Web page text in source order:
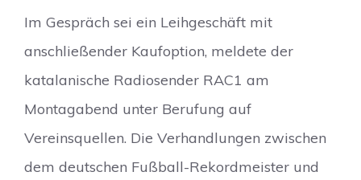
Im Gespräch sei ein Leihgeschäft mit
anschließender Kaufoption, meldete der
katalanische Radiosender RAC1 am
Montagabend unter Berufung auf
Vereinsquellen. Die Verhandlungen zwischen
dem deutschen Fußball-Rekordmeister und